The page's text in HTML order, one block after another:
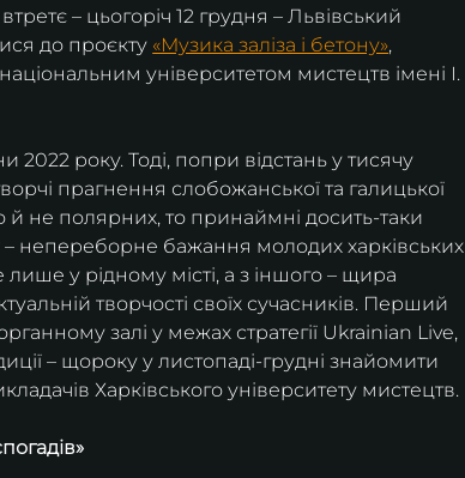
– цьогоріч 12 грудня – Львівський
до проєкту «Музика заліза і бетону»,
університетом мистецтв імені І.
2022 року. Тоді, попри відстань у тисячу
прагнення слобожанської та галицької
не полярних, то принаймні досить-таки
– непереборне бажання молодих
у рідному місті, а з іншого – щира
творчості своїх сучасників. Перший
залі у межах стратегії Ukrainian Live,
– щороку у листопаді-грудні знайомити
Харківського університету мистецтв.